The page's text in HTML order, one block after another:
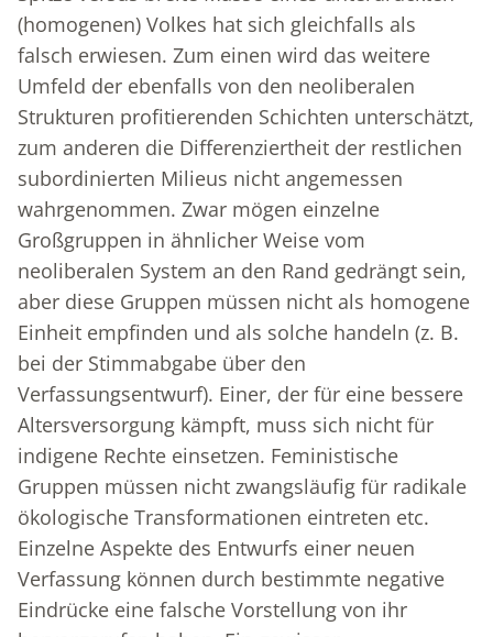
(homogenen) Volkes hat sich gleichfalls als
falsch erwiesen. Zum einen wird das weitere
Umfeld der ebenfalls von den neoliberalen
Strukturen profitierenden Schichten unterschätzt,
zum anderen die Differenziertheit der restlichen
subordinierten Milieus nicht angemessen
wahrgenommen. Zwar mögen einzelne
Großgruppen in ähnlicher Weise vom
neoliberalen System an den Rand gedrängt sein,
aber diese Gruppen müssen nicht als homogene
Einheit empfinden und als solche handeln (z. B.
bei der Stimmabgabe über den
Verfassungsentwurf). Einer, der für eine bessere
Altersversorgung kämpft, muss sich nicht für
indigene Rechte einsetzen. Feministische
Gruppen müssen nicht zwangsläufig für radikale
ökologische Transformationen eintreten etc.
Einzelne Aspekte des Entwurfs einer neuen
Verfassung können durch bestimmte negative
Eindrücke eine falsche Vorstellung von ihr